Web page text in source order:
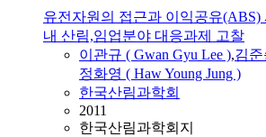
유전자원의 접근과 이익공유(ABS)
내 산림,임업분야 대응과제 고찰
이관규 ( Gwan Gyu Lee ),김준
정화영 ( Haw Young Jung )
한국산림과학회
2011
한국산림과학회지